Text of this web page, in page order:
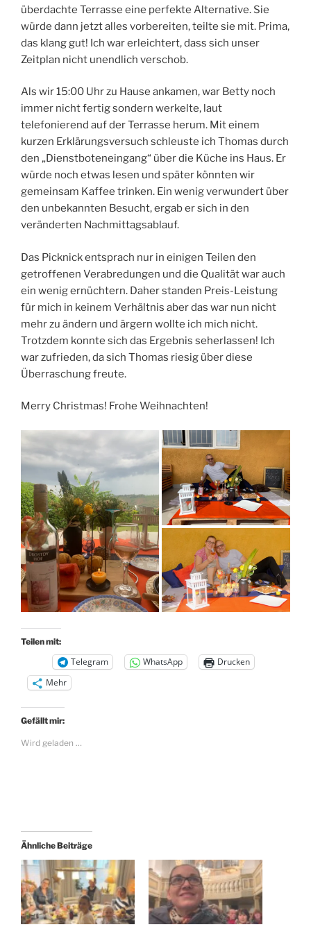
überdachte Terrasse eine perfekte Alternative. Sie
würde dann jetzt alles vorbereiten, teilte sie mit. Prima,
das klang gut! Ich war erleichtert, dass sich unser
Zeitplan nicht unendlich verschob.
Als wir 15:00 Uhr zu Hause ankamen, war Betty noch
immer nicht fertig sondern werkelte, laut
telefonierend auf der Terrasse herum. Mit einem
kurzen Erklärungsversuch schleuste ich Thomas durch
den „Dienstboteneingang“ über die Küche ins Haus. Er
würde noch etwas lesen und später könnten wir
gemeinsam Kaffee trinken. Ein wenig verwundert über
den unbekannten Besucht, ergab er sich in den
veränderten Nachmittagsablauf.
Das Picknick entsprach nur in einigen Teilen den
getroffenen Verabredungen und die Qualität war auch
ein wenig ernüchtern. Daher standen Preis-Leistung
für mich in keinem Verhältnis aber das war nun nicht
mehr zu ändern und ärgern wollte ich mich nicht.
Trotzdem konnte sich das Ergebnis seherlassen! Ich
war zufrieden, da sich Thomas riesig über diese
Überraschung freute.
Merry Christmas! Frohe Weihnachten!
Teilen mit:
Telegram WhatsApp
Drucken
Mehr
Gefällt mir:
Wird geladen …
Ähnliche Beiträge